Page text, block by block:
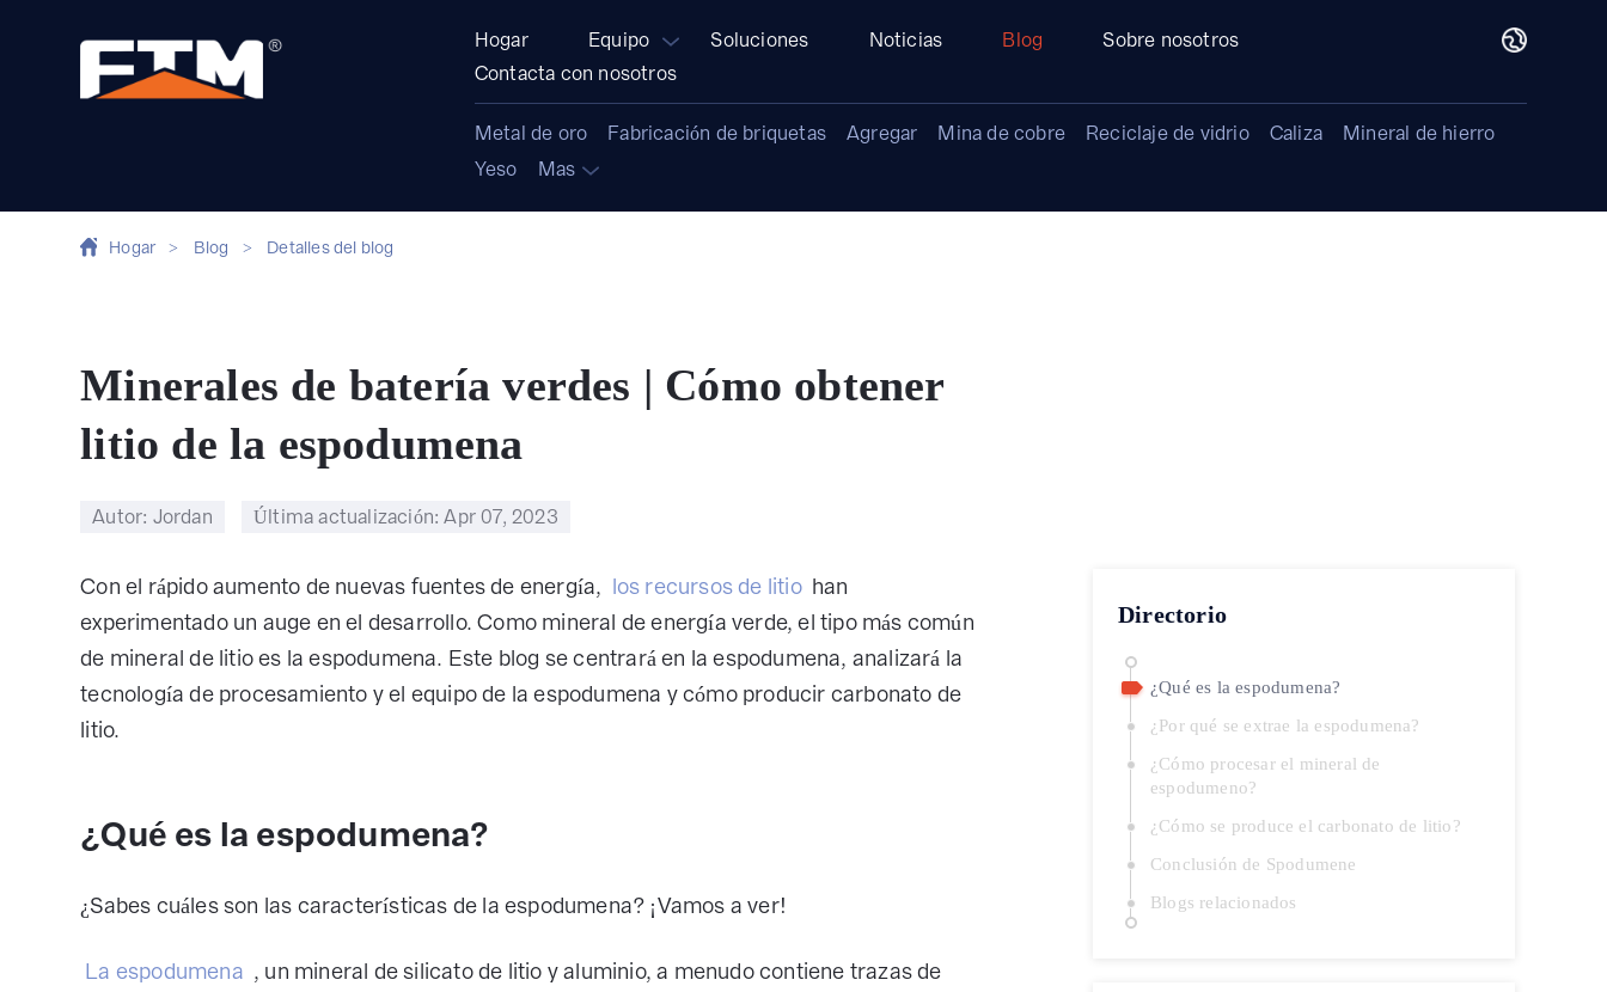
Hogar Equipo Soluciones Noticias Blog
Sobre nosotros
Contacta con nosotros
Metal de oro Fabricación de briquetas Agregar Mina de cobre Reciclaje de vidrio Caliza
Mineral de hierro
Yeso
Mas
Hogar > Blog > Detalles del blog
Minerales de batería verdes | Cómo obtener
litio de la espodumena
Autor: Jordan Última actualización:Apr 07, 2023
Con el rápido aumento de nuevas fuentes de energía, los recursos de litio han
experimentado un auge en el desarrollo. Como mineral de energía verde, el tipo más común
de mineral de litio es la espodumena. Este blog se centrará en la espodumena, analizará la
tecnología de procesamiento y el equipo de la espodumena y cómo producir carbonato de
litio.
¿Qué es la espodumena?
¿Sabes cuáles son las características de la espodumena? ¡Vamos a ver!
La espodumena , un mineral de silicato de litio y aluminio, a menudo contiene trazas de
Directorio
¿Qué es la espodumena?
¿Por qué se extrae la espodumena?
¿Cómo procesar el mineral de
espodumeno?
¿Cómo se produce el carbonato de litio?
Conclusión de Spodumene
Blogs relacionados